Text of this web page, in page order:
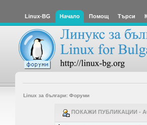
Linux-BG Начало Помощ Търси
Linux за българи: Форуми
ПОКАЖИ ПУБЛИКАЦИИ -